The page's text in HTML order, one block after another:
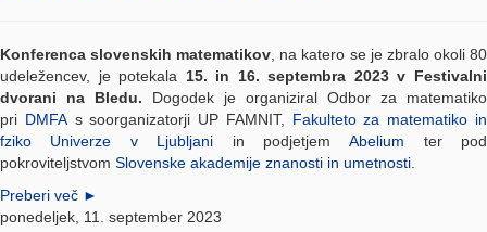
Konferenca slovenskih matematikov , na katero se je zbralo okoli 80
udeležencev, je potekala 15. in 16. septembra 2023 v Festivalni
dvorani na Bledu. Dogodek je organiziral Odbor za matematiko
pri DMFAs soorganizatorji UP FAMNIT, Fakulteto za matematiko in
fziko Univerze v Ljubljani in podjetjem Abelium ter pod
pokroviteljstvom Slovenske akademije znanosti in umetnosti.
Preberi več ►
ponedeljek, 11. september 2023